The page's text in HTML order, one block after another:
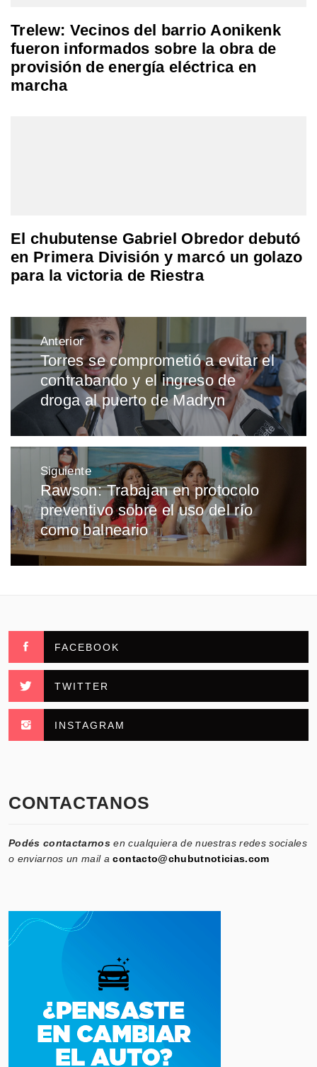
Trelew: Vecinos del barrio Aonikenk
fueron informados sobre la obra de
provisión de energía eléctrica en
marcha
El chubutense Gabriel Obredor debutó
en Primera División y marcó un golazo
para la victoria de Riestra
Navegación
de
entradas
Anterior
Entrada
anterior:
Torres se comprometió a evitar el
contrabando y el ingreso de
droga al puerto de Madryn
Siguiente
Entrada
siguiente:
Rawson: Trabajan en protocolo
preventivo sobre el uso del río
como balneario
FACEBOOK
TWITTER
INSTAGRAM
CONTACTANOS
Podés contactarnos en cualquiera de nuestras redes sociales
o enviarnos un mail acontacto@chubutnoticias.com